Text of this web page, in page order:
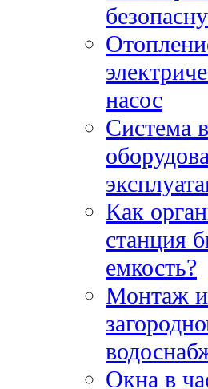
насос
Система
Как
станция
емкость?
Монтаж и
Окна в